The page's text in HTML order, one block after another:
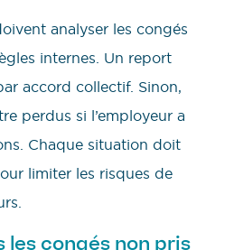
analyser les congés
internes. Un report
accord collectif. Sinon,
perdus si l’employeur a
Chaque situation doit
limiter les risques de
les congés non pris